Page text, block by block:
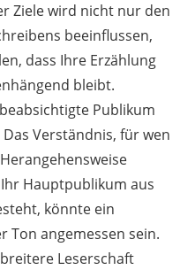
Ziele wird nicht nur den
beeinflussen,
dass Ihre Erzählung
bleibt.
Publikum
Verständnis, für wen
Hauptpublikum aus
könnte ein
angemessen sein.
Leserschaft